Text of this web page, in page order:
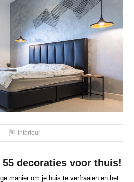
Interieur
decoraties voor thuis!
manier om je huis te verfraaien en het